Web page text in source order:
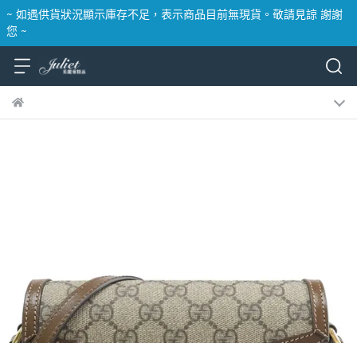
~ 如遇供貨狀況顯示庫存不足，表示商品目前無現貨。敬請見諒 謝謝
您 ~